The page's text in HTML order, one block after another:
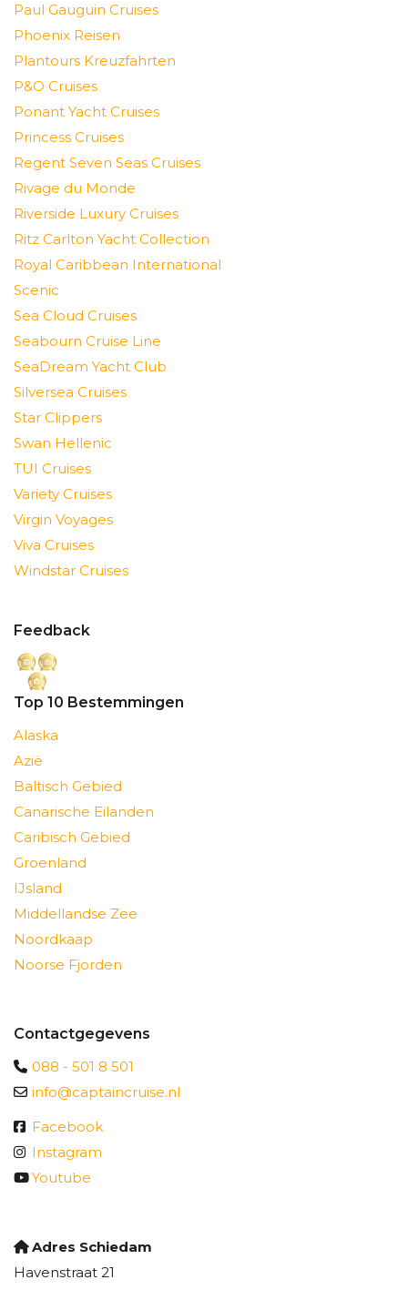
Paul Gauguin Cruises
Phoenix Reisen
Plantours Kreuzfahrten
P&O Cruises
Ponant Yacht Cruises
Princess Cruises
Regent Seven Seas Cruises
Rivage du Monde
Riverside Luxury Cruises
Ritz Carlton Yacht Collection
Royal Caribbean International
Scenic
Sea Cloud Cruises
Seabourn Cruise Line
SeaDream Yacht Club
Silversea Cruises
Star Clippers
Swan Hellenic
TUI Cruises
Variety Cruises
Virgin Voyages
Viva Cruises
Windstar Cruises
Feedback
Top 10 Bestemmingen
Alaska
Azië
Baltisch Gebied
Canarische Eilanden
Caribisch Gebied
Groenland
IJsland
Middellandse Zee
Noordkaap
Noorse Fjorden
Contactgegevens
088 - 501 8 501
info@captaincruise.nl
Facebook
Instagram
Youtube
Adres Schiedam
Havenstraat 21